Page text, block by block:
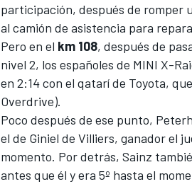
participación, después de romper
al camión de asistencia para
Pero en el km 108, después de
nivel 2, los españoles de MINI X-
en 2:14 con el qatarí de Toyota,
Overdrive).
Poco después de ese punto,
el de Giniel de Villiers, ganador el
momento. Por detrás, Sainz
antes que él y era 5º hasta el